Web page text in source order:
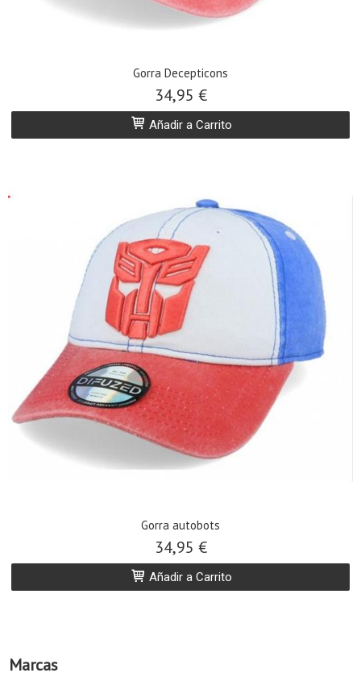
Marcas
Gorra Decepticons
34,95 €
Añadir a Carrito
Gorra autobots
34,95 €
Añadir a Carrito